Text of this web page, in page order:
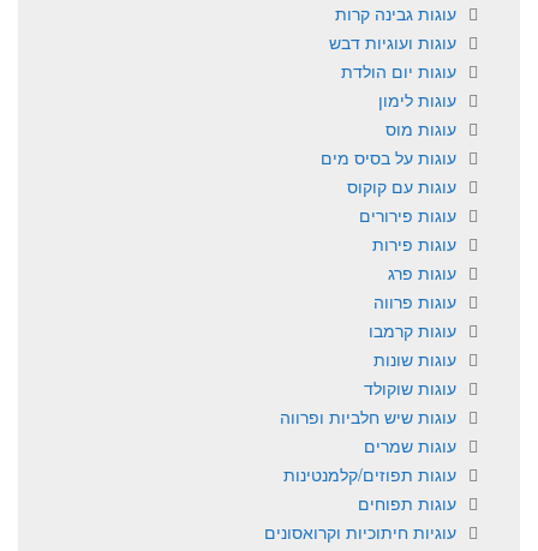
עוגות גבינה קרות
עוגות ועוגיות דבש
עוגות יום הולדת
עוגות לימון
עוגות מוס
עוגות על בסיס מים
עוגות עם קוקוס
עוגות פירורים
עוגות פירות
עוגות פרג
עוגות פרווה
עוגות קרמבו
עוגות שונות
עוגות שוקולד
עוגות שיש חלביות ופרווה
עוגות שמרים
עוגות תפוזים/קלמנטינות
עוגות תפוחים
עוגיות חיתוכיות וקרואסונים